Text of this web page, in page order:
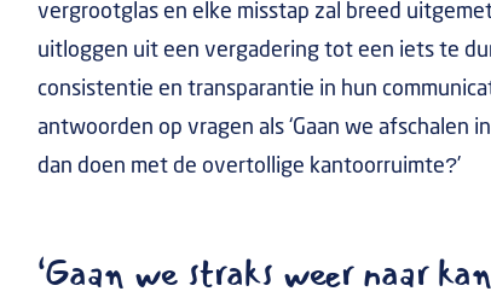
vergrootglas en elke misstap zal breed
uitloggen uit een vergadering tot een iets te
consistentie en transparantie in hun
antwoorden op vragen als ‘Gaan we afschalen
dan doen met de overtollige kantoorruimte?’
‘Gaan we straks weer naar